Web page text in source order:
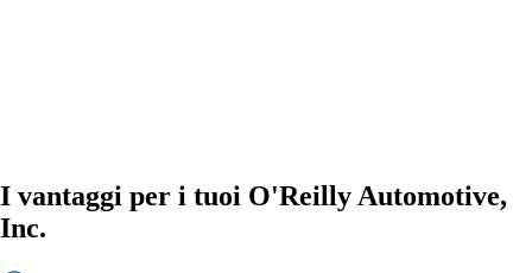
I vantaggi per i tuoi O'Reilly Automotive,
Inc.